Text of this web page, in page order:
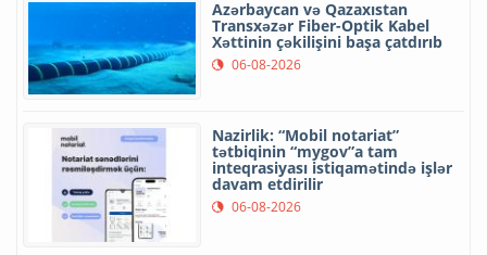
Azərbaycan və Qazaxıstan
Transxəzər Fiber-Optik Kabel
Xəttinin çəkilişini başa çatdırıb
06-08-2026
Nazirlik: “Mobil notariat”
tətbiqinin “mygov”a tam
inteqrasiyası istiqamətində işlər
davam etdirilir
06-08-2026